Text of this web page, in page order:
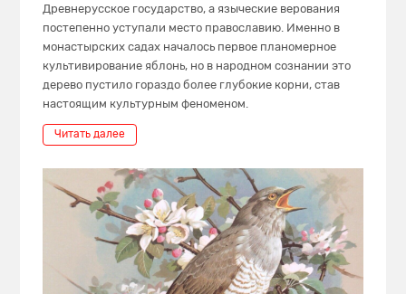
Древнерусское государство, а языческие верования
постепенно уступали место православию. Именно в
монастырских садах началось первое планомерное
культивирование яблонь, но в народном сознании это
дерево пустило гораздо более глубокие корни, став
настоящим культурным феноменом.
Читать далее